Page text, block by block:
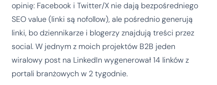
opinię: Facebook i Twitter/X nie dają bezpośredniego
SEO value (linki są nofollow), ale pośrednio generują
linki, bo dziennikarze i blogerzy znajdują treści przez
social. W jednym z moich projektów B2B jeden
wiralowy post na LinkedIn wygenerował 14 linków z
portali branżowych w 2 tygodnie.